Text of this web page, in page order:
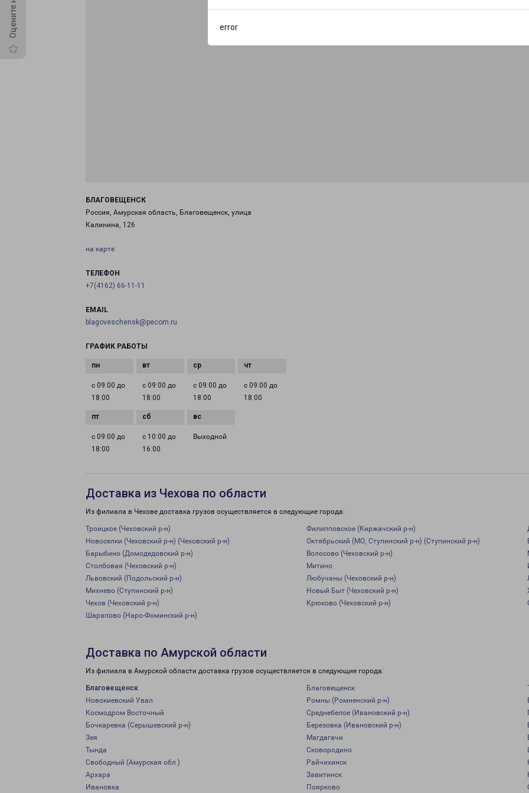
error
БЛАГОВЕЩЕНСК
Россия, Амурская область, Благовещенск, улица
Калинина, 126
на карте
ТЕЛЕФОН
+7(4162) 66-11-11
EMAIL
blagoveschensk@pecom.ru
ГРАФИК РАБОТЫ
с 09:00 до
18:00
с 09:00 до
18:00
с 09:00 до
18:00
с 09:00 до
18:00
с 09:00 до
18:00
с 10:00 до
16:00
Выходной
Доставка из Чехова по области
Из филиала в Чехове доставка грузов осуществляется в следующие города:
Троицкое (Чеховский р-н) Филипповское (Киржачский р-н)
Новоселки (Чеховский р-н) (Чеховский р-н)
Октябрьский (МО, Ступинский р-н) (Ступинский р-н)
Барыбино (Домодедовский р-н)
Волосово (Чеховский р-н)
Столбовая (Чеховский р-н)
Митино
Львовский (Подольский р-н)
Любучаны (Чеховский р-н)
Михнево (Ступинский р-н)
Новый Быт (Чеховский р-н)
Чехов (Чеховский р-н)
Крюково (Чеховский р-н)
Шарапово (Наро-Фоминский р-н)
Доставка по Амурской области
Из филиала в Амурской области доставка грузов осуществляется в следующие города:
Благовещенск Благовещенск
Новокиевский Увал
Ромны (Ромненский р-н)
Космодром Восточный
Среднебелое (Ивановский р-н)
Бочкаревка (Серышевский р-н)
Березовка (Ивановский р-н)
Зея
Магдагачи
Тында
Сковородино
Свободный (Амурская обл.)
Райчихинск
Архара
Завитинск
Ивановка
Поярково